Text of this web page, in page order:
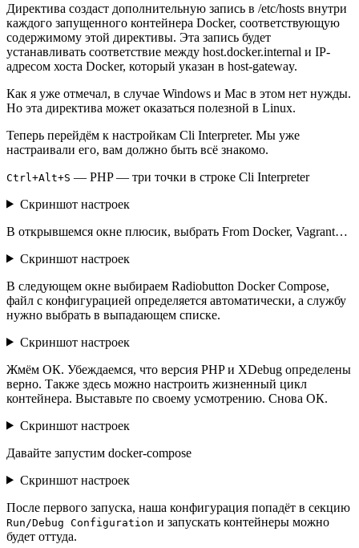
Директива создаст дополнительную запись в /etc/hosts внутри
каждого запущенного контейнера Docker, соответствующую
содержимому этой директивы. Эта запись будет
устанавливать соответствие между host.docker.internal и IP-
адресом хоста Docker, который указан в host-gateway.
Как я уже отмечал, в случае Windows и Mac в этом нет нужды.
Но эта директива может оказаться полезной в Linux.
Теперь перейдём к настройкам Cli Interpreter. Мы уже
настраивали его, вам должно быть всё знакомо.
Ctrl+Alt+S — PHP — три точки в строке Cli Interpreter
Скриншот настроек
В открывшемся окне плюсик, выбрать From Docker, Vagrant…
Скриншот настроек
В следующем окне выбираем Radiobutton Docker Compose,
файл с конфигурацией определяется автоматически, а службу
нужно выбрать в выпадающем списке.
Скриншот настроек
Жмём ОК. Убеждаемся, что версия PHP и XDebug определены
верно. Также здесь можно настроить жизненный цикл
контейнера. Выставьте по своему усмотрению. Снова ОК.
Скриншот настроек
Давайте запустим docker-compose
Скриншот настроек
После первого запуска, наша конфигурация попадёт в секцию
Run/Debug Configuration и запускать контейнеры можно
будет оттуда.